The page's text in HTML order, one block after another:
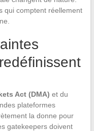
qui comptent réellement
Act (DMA) et du
plateformes
la donne pour
gatekeepers doivent